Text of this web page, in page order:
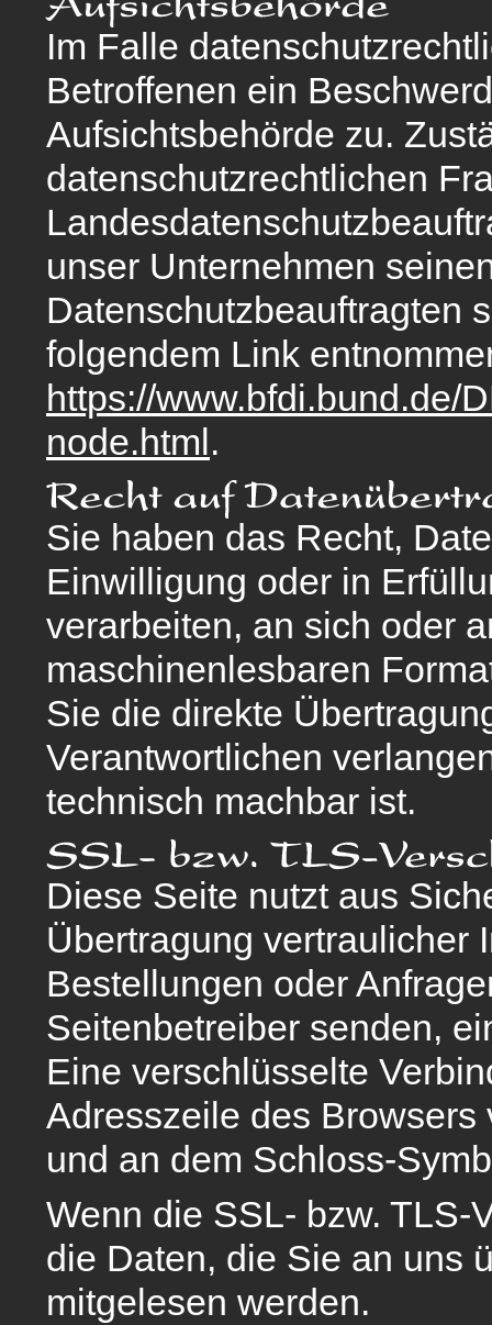
Im Falle
Betroffenen ein
Aufsichtsbehörde zu.
datenschutzrechtlichen
unser Unternehmen
Datenschutzbeauftragten
folgendem Link
https://www.bfdi.bund.de/
node.html.
Sie haben das Recht,
Einwilligung oder in
verarbeiten, an sich oder
maschinenlesbaren
Sie die direkte
Verantwortlichen
technisch machbar ist.
Diese Seite nutzt aus
Übertragung vertraulicher
Bestellungen oder
Seitenbetreiber senden,
Eine verschlüsselte
Adresszeile des Browsers
und an dem Schloss-
Wenn die SSL- bzw. TLS-
die Daten, die Sie an uns
mitgelesen werden.